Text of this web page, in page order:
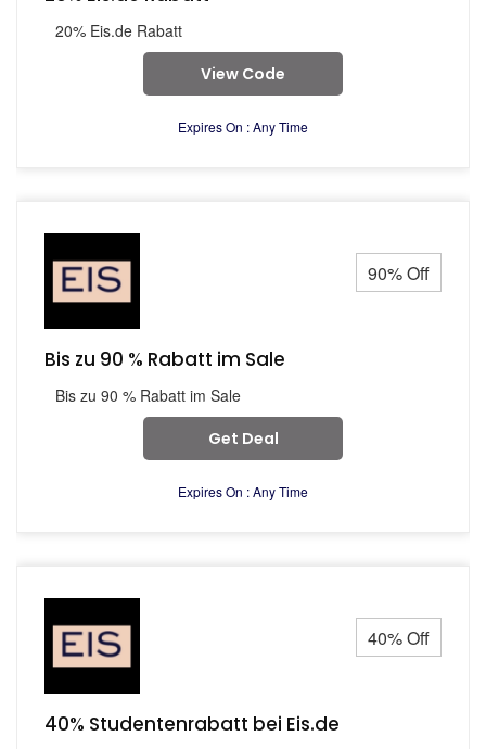
20% Eis.de Rabatt
View Code
Expires On : Any Time
90% Off
Bis zu 90 % Rabatt im Sale
Bis zu 90 % Rabatt im Sale
Get Deal
Expires On : Any Time
40% Off
40% Studentenrabatt bei Eis.de